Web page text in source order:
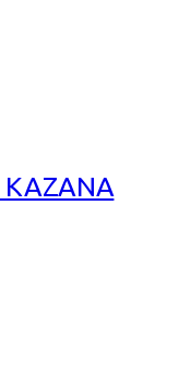
ΚΑΖΑΝΑ